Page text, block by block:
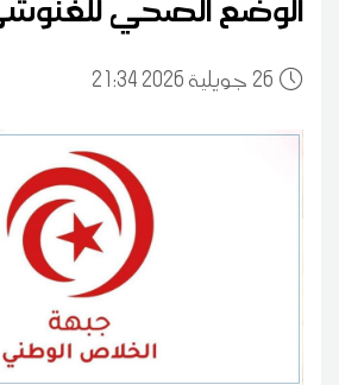
26 21:34 2026 جويلية